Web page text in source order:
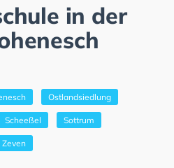
in der
Ostlandsiedlung
Scheeßel Sottrum
Zeven